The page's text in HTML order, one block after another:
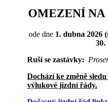
OMEZENÍ NA
ode dne 1. dubna 2026
30.
Ruší se zastávky:
Dochází ke změně
výlukové jízdní řády.